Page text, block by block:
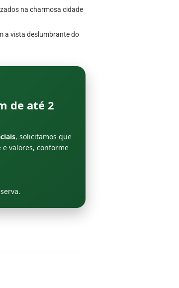
na charmosa cidade
a vista deslumbrante do
de até 2
, solicitamos que
valores, conforme